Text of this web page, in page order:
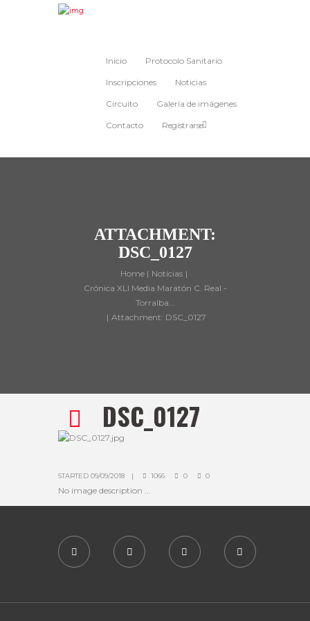
Inicio Protocolo Sanitario
Inscripciones Noticias
Circuito Galería de imágenes
Contacto Registrarse
ATTACHMENT:
DSC_0127
Home
Noticias
Crónica XLI Media Maratón C. Real -
Torralba...
Attachment: DSC_0127
DSC_0127
STARTED 09/09/2018 1066 0 0
No image description ...